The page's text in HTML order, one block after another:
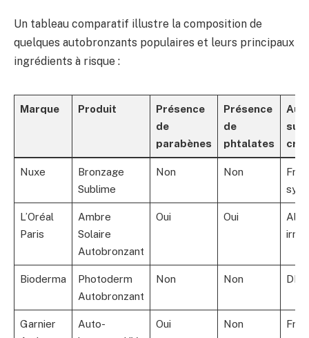
Un tableau comparatif illustre la composition de
quelques autobronzants populaires et leurs principaux
ingrédients à risque :
Marque Produit
Présence
de
parabènes
Présence
de
phtalates
Nuxe
Bronzage
Sublime
Non Non
L’Oréal
Paris
Ambre
Solaire
Autobronzant
Oui Oui
Bioderma
Photoderm
Autobronzant
Non Non
Garnier
Auto-
Oui Non